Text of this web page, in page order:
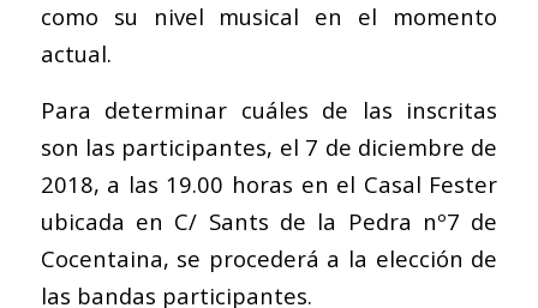
como su nivel musical en el momento
actual.
Para determinar cuáles de las inscritas
son las participantes, el 7 de diciembre de
2018, a las 19.00 horas en el Casal Fester
ubicada en C/ Sants de la Pedra nº7 de
Cocentaina, se procederá a la elección de
las bandas participantes.